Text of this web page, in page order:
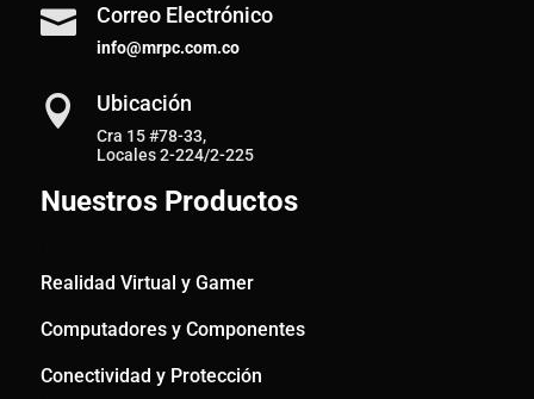
 Correo Electrónico
info@mrpc.com.co
 Ubicación
Cra 15 #78-33,
Locales 2-224/2-225
Nuestros Productos
Realidad Virtual y Gamer
Computadores y Componentes
Conectividad y Protección